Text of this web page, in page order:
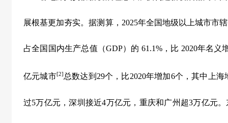
展根基更加夯实。据测算， 2025年全国地级以上城市市
占全国国内生产总值（GDP）的 61.1%，比 2020年名义
亿元城市[2]总数达到 29个，比2020年增加6个，其中上海
过5万亿元，深圳接近4万亿元，重庆和广州超3万亿元